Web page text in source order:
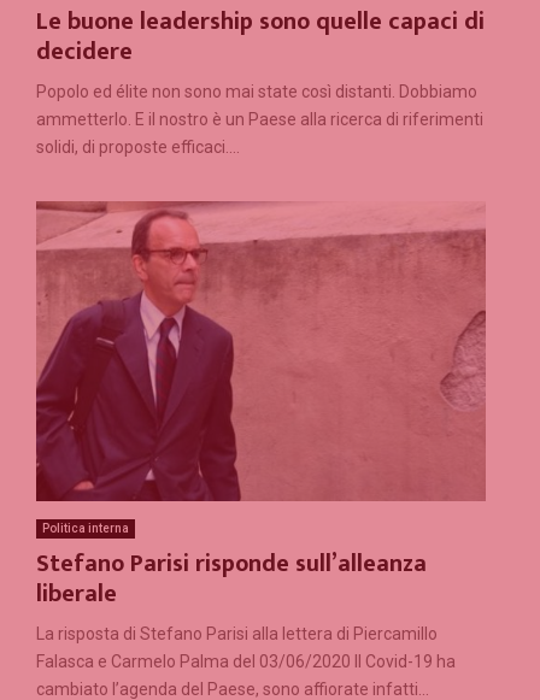
Le buone leadership sono quelle capaci di
decidere
Popolo ed élite non sono mai state così distanti. Dobbiamo
ammetterlo. E il nostro è un Paese alla ricerca di riferimenti
solidi, di proposte efficaci....
Politica interna
Stefano Parisi risponde sull’alleanza
liberale
La risposta di Stefano Parisi alla lettera di Piercamillo
Falasca e Carmelo Palma del 03/06/2020 Il Covid-19 ha
cambiato l’agenda del Paese, sono affiorate infatti...